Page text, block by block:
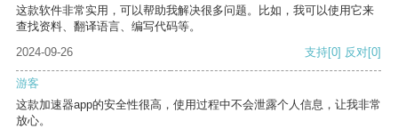
这款软件非常实用，可以帮助我解决很多问题。比如，我可以使用它来
查找资料、翻译语言、编写代码等。
2024-09-26
支持[0] 反对[0]
游客
这款加速器app的安全性很高，使用过程中不会泄露个人信息，让我非常
放心。